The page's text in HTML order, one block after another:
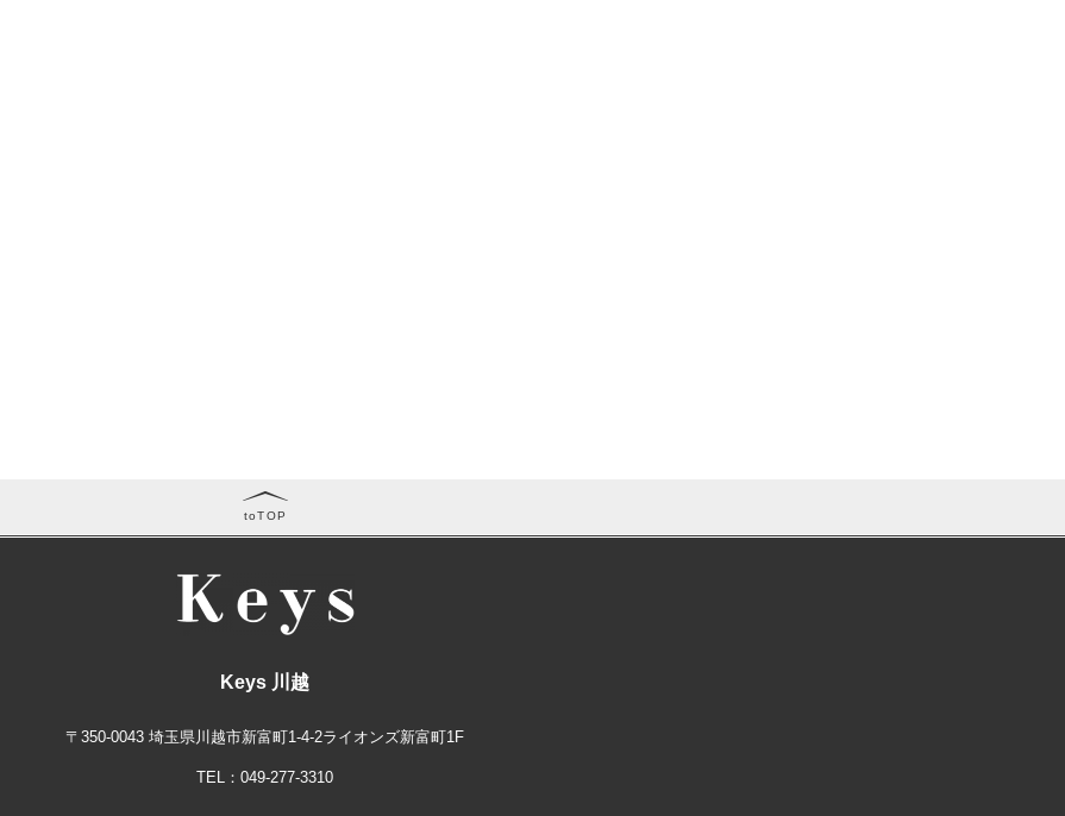
toTOP
Keys 川越
〒350-0043埼玉県川越市新富町1-4-2ライオンズ新富町1F
TEL：049-277-3310